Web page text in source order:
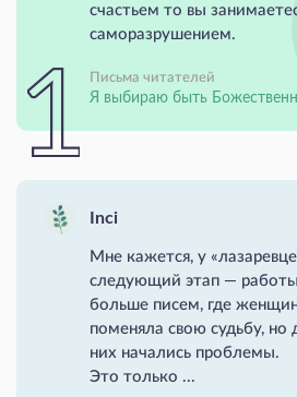
счастьем то вы
саморазрушением.
Письма читателей
Я выбираю быть
Inci
Мне кажется, у
следующий этап —
больше писем, где
поменяла свою судьбу, но
них начались проблемы.
Это только ...